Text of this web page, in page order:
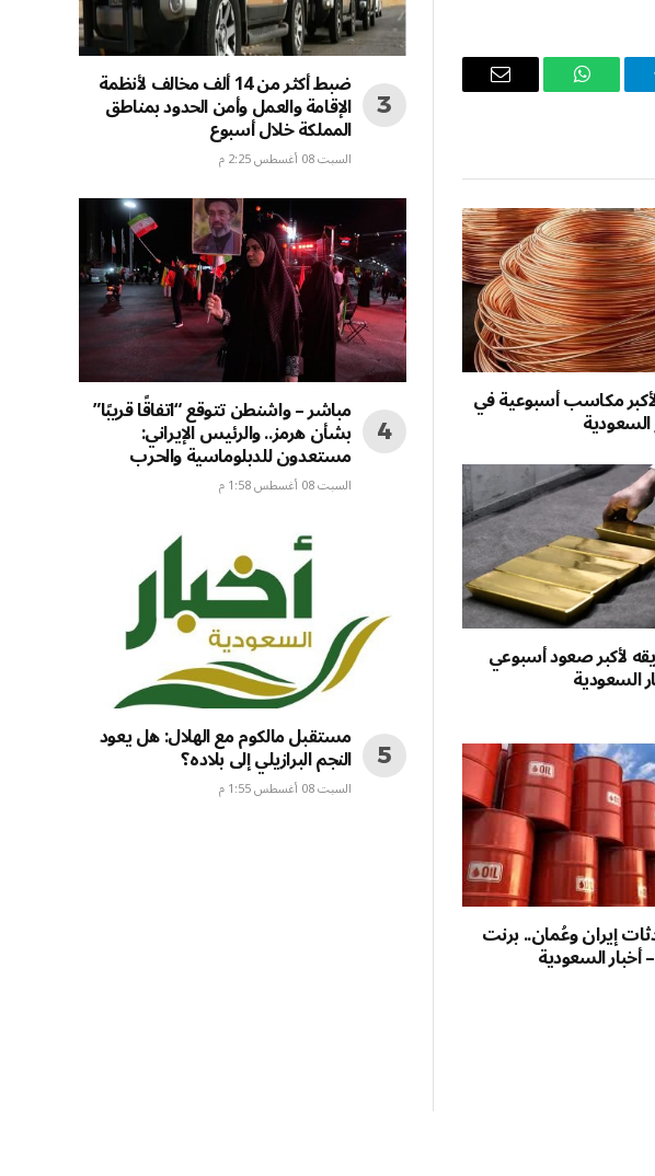
واتساب
البريد
مكاسب أسبوعية في
لأكبر صعود أسبوعي
السعودية
إيران وعُمان.. برنت
ضبط أكثر من 14 ألف مخالف لأنظمة
الإقامة والعمل وأمن الحدود بمناطق
المملكة خلال أسبوع
السبت 08 أغسطس 2:25 م
مباشر – واشنطن تتوقع “اتفاقًا قريبًا”
بشأن هرمز.. والرئيس الإيراني:
مستعدون للدبلوماسية والحرب
السبت 08 أغسطس 1:58 م
مستقبل مالكوم مع الهلال: هل يعود
النجم البرازيلي إلى بلاده؟
السبت 08 أغسطس 1:55 م